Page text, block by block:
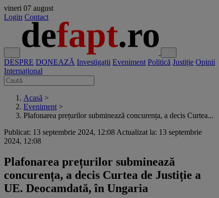
vineri 07 august
Login Contact
DESPRE DONEAZĂ Investigații Eveniment Politică Justiție Opinii
Internațional
Acasă >
Eveniment >
Plafonarea prețurilor subminează concurența, a decis Curtea...
Publicat: 13 septembrie 2024, 12:08 Actualizat la: 13 septembrie
2024, 12:08
Plafonarea prețurilor subminează
concurența, a decis Curtea de Justiție a
UE. Deocamdată, în Ungaria